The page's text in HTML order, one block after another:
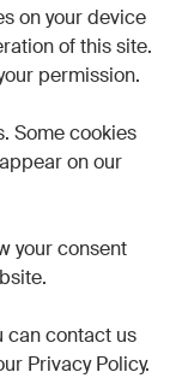
on your device
of this site.
permission.
Some cookies
on our
your consent
can contact us
Privacy Policy.